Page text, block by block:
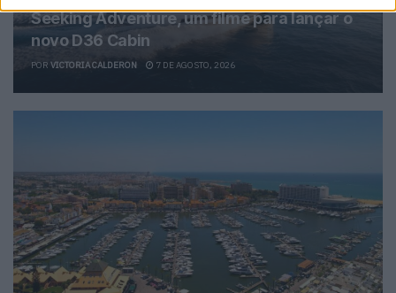
Seeking Adventure, um filme para lançar o
novo D36 Cabin
POR VICTORIA CALDERON 7 DE AGOSTO, 2026